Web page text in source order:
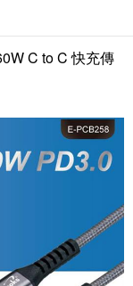
C to C 快充傳